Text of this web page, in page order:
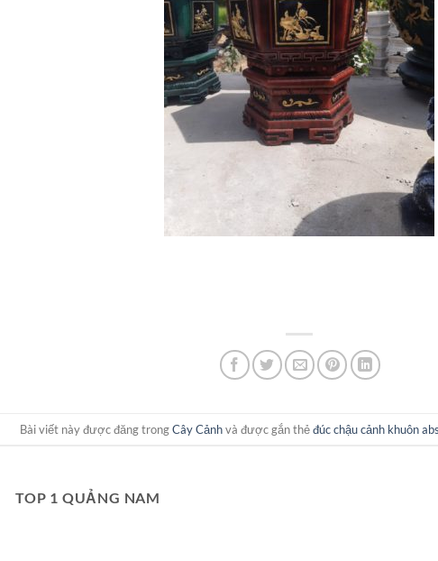
Bài viết này được đăng trongCây Cảnhvà được gắn thẻđúc chậu cảnh khuôn abs
TOP 1 QUẢNG NAM